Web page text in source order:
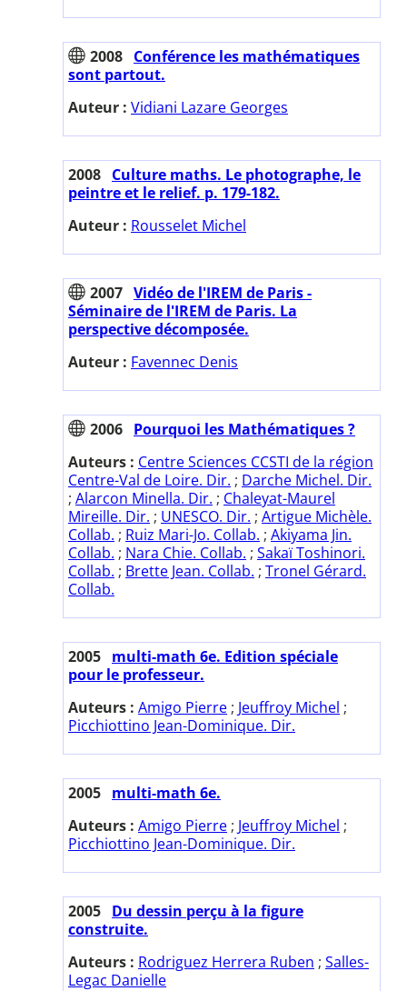
2008 Conférence les mathématiques
sont partout.
Auteur : Vidiani Lazare Georges
2008 Culture maths. Le photographe, le
peintre et le relief. p. 179-182.
Auteur : Rousselet Michel
2007 Vidéo de l'IREM de Paris -
Séminaire de l'IREM de Paris. La
perspective décomposée.
Auteur : Favennec Denis
2006 Pourquoi les Mathématiques ?
Auteurs : Centre Sciences CCSTI de la région
Centre-Val de Loire. Dir. ; Darche Michel. Dir.
; Alarcon Minella. Dir. ; Chaleyat-Maurel
Mireille. Dir. ; UNESCO. Dir. ; Artigue Michèle.
Collab. ; Ruiz Mari-Jo. Collab. ; Akiyama Jin.
Collab. ; Nara Chie. Collab. ; Sakaï Toshinori.
Collab. ; Brette Jean. Collab. ; Tronel Gérard.
Collab.
2005 multi-math 6e. Edition spéciale
pour le professeur.
Auteurs : Amigo Pierre ; Jeuffroy Michel ;
Picchiottino Jean-Dominique. Dir.
2005 multi-math 6e.
Auteurs : Amigo Pierre ; Jeuffroy Michel ;
Picchiottino Jean-Dominique. Dir.
2005 Du dessin perçu à la figure
construite.
Auteurs : Rodriguez Herrera Ruben ; Salles-
Legac Danielle